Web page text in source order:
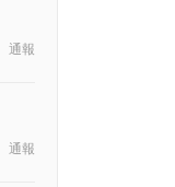
通報
通報